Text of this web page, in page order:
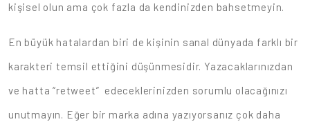
kişisel olun ama çok fazla da kendinizden bahsetmeyin.
En büyük hatalardan biri de kişinin sanal dünyada farklı bir
karakteri temsil ettiğini düşünmesidir. Yazacaklarınızdan
ve hatta “retweet” edeceklerinizden sorumlu olacağınızı
unutmayın. Eğer bir marka adına yazıyorsanız çok daha